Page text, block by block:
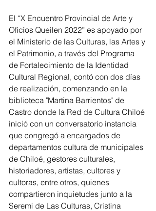
El “X Encuentro Provincial de Arte y
Oficios Queilen 2022” es apoyado por
el Ministerio de las Culturas, las Artes y
el Patrimonio, a través del Programa
de Fortalecimiento de la Identidad
Cultural Regional, contó con dos días
de realización, comenzando en la
biblioteca "Martina Barrientos" de
Castro donde la Red de Cultura Chiloé
inició con un conversatorio instancia
que congregó a encargados de
departamentos cultura de municipales
de Chiloé, gestores culturales,
historiadores, artistas, cultores y
cultoras, entre otros, quienes
compartieron inquietudes junto a la
Seremi de Las Culturas, Cristina